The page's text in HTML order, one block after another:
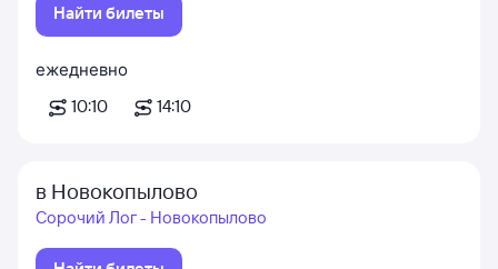
Найти билеты
ежедневно
10:10
14:10
в Новокопылово
Сорочий Лог - Новокопылово